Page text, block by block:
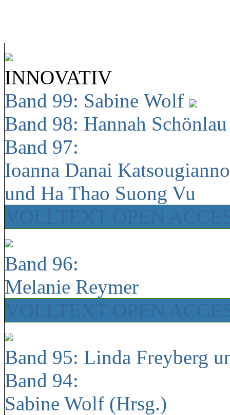
INNOVATIV
Band 99: Sabine Wolf
Band 98: Hannah
Band 97:
Ioanna Danai
und Ha Thao Suong Vu
Band 96:
Melanie Reymer
Band 95: Linda Freyberg
Band 94:
Sabine Wolf (Hrsg.)